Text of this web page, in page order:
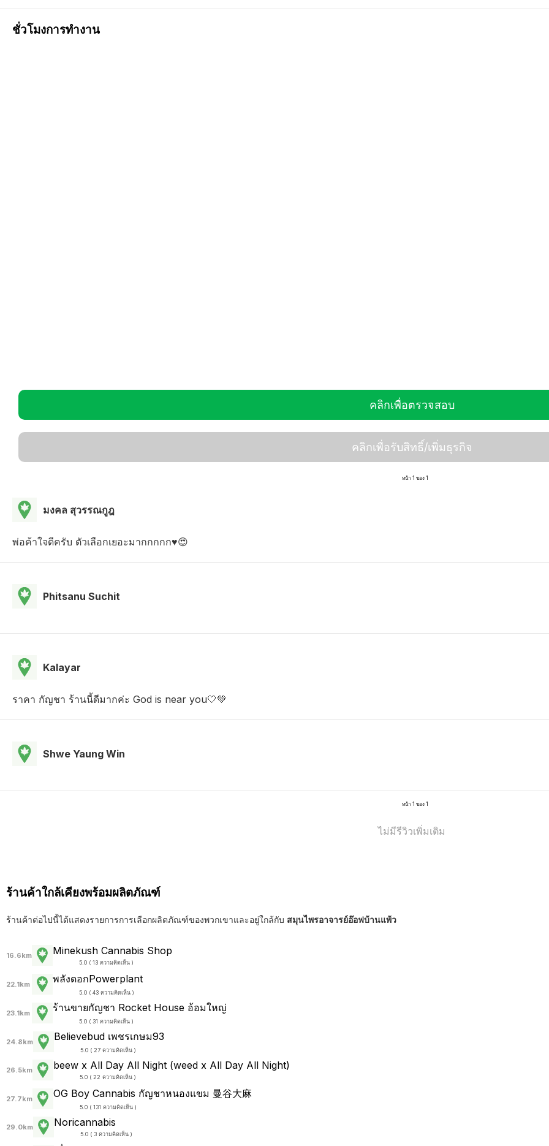
ชั่วโมงการทำงาน
คลิกเพื่อตรวจสอบ
คลิกเพื่อรับสิทธิ์/เพิ่มธุรกิจ
หน้า 1 ของ 1
มงคล สุวรรณกูฎ
พ่อค้าใจดีครับ ตัวเลือกเยอะมากกกกก♥️😍
Phitsanu Suchit
Kalayar
ราคา กัญชา ร้านนี้ดีมากค่ะ God is near you🤍💚
Shwe Yaung Win
หน้า 1 ของ 1
ไม่มีรีวิวเพิ่มเติม
ร้านค้าใกล้เคียงพร้อมผลิตภัณฑ์
ร้านค้าต่อไปนี้ได้แสดงรายการการเลือกผลิตภัณฑ์ของพวกเขาและอยู่ใกล้กับ สมุนไพรอาจารย์อ๊อฟบ้านแพ้ว
16.6km Minekush Cannabis Shop
5.0 ( 13 ความคิดเห็น )
22.1km พลังดอกPowerplant
5.0 ( 43 ความคิดเห็น )
23.1km ร้านขายกัญชา Rocket House อ้อมใหญ่
5.0 ( 31 ความคิดเห็น )
24.8km Believebud เพชรเกษม93
5.0 ( 27 ความคิดเห็น )
26.5km beew x All Day All Night (weed x All Day All Night)
5.0 ( 22 ความคิดเห็น )
27.7km OG Boy Cannabis กัญชาหนองแขม 曼谷大麻
5.0 ( 131 ความคิดเห็น )
29.0km Noricannabis
5.0 ( 3 ความคิดเห็น )